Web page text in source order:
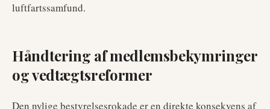
luftfartssamfund.
Håndtering af medlemsbekymringer
og vedtægtsreformer
Den nylige bestyrelsesrokade er en direkte konsekvens af